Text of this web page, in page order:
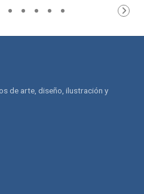
carrito de
compras
de arte, diseño, ilustración y